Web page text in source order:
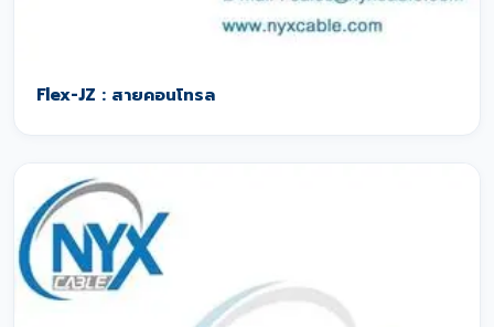
Flex-JZ : สายคอนโทรล